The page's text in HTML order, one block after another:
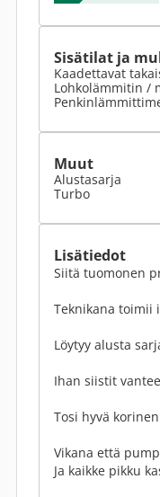
Sisätilat ja
Kaadettavat
Lohkolämmitin /
Muut
Alustasarja
Turbo
Lisätiedot
Siitä tuomonen
Teknikana toimii
Löytyy alusta
Ihan siistit
Tosi hyvä
Vikana että
Ja kaikke pikku